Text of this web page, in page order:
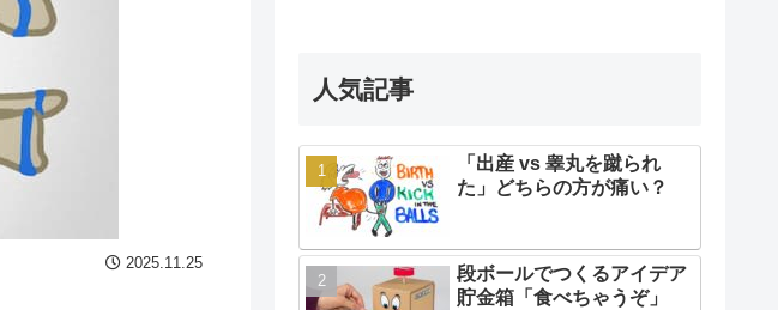
2025.11.25
人気記事
「出産 vs 睾丸を蹴られ
た」どちらの方が痛い？
段ボールでつくるアイデア
貯金箱「食べちゃうぞ」